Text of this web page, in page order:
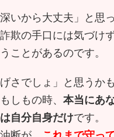
深いから大丈夫」と思
欺の手口には気づけ
ことがあるのです。
げさでしょ」と思うか
しもの時、 本当にあ
自分自身だけです。